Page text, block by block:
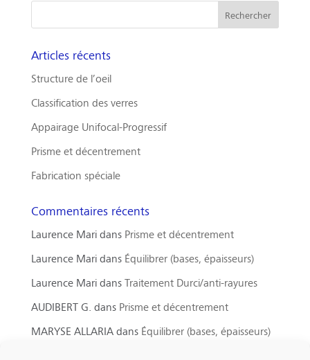
Articles récents
Structure de l’oeil
Classification des verres
Appairage Unifocal-Progressif
Prisme et décentrement
Fabrication spéciale
Commentaires récents
Laurence Maridans Prisme et décentrement
Laurence Maridans Équilibrer (bases, épaisseurs)
Laurence MaridansTraitement Durci/anti-rayures
AUDIBERT G. dans Prisme et décentrement
MARYSE ALLARIAdans Équilibrer (bases, épaisseurs)